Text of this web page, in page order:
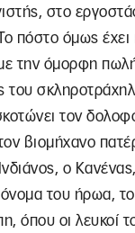
στο
πόστο όμως
την όμορφη
του
τον
βιομήχανο
ο
του ήρωα,
όπου οι λευκοί